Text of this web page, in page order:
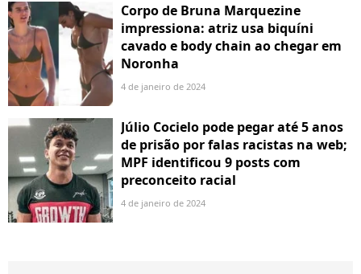
Corpo de Bruna Marquezine
impressiona: atriz usa biquíni
cavado e body chain ao chegar em
Noronha
4 de janeiro de 2024
Júlio Cocielo pode pegar até 5 anos
de prisão por falas racistas na web;
MPF identificou 9 posts com
preconceito racial
4 de janeiro de 2024